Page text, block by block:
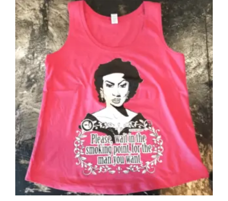
variantes.
Las
opciones
se
pueden
elegir
en
la
página
de
producto